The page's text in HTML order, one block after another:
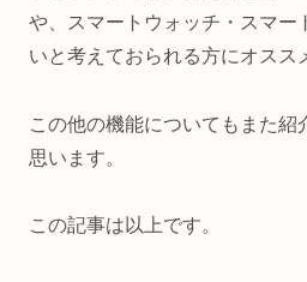
や、スマートウォッチ・スマー
いと考えておられる方にオスス
この他の機能についてもまた紹
思います。
この記事は以上です。